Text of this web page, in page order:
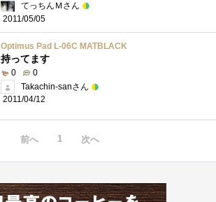
てっちんＭさん
2011/05/05
Optimus Pad L-06C MATBLACK
持ってます
0
0
Takachin-sanさん
2011/04/12
前へ 1 次へ